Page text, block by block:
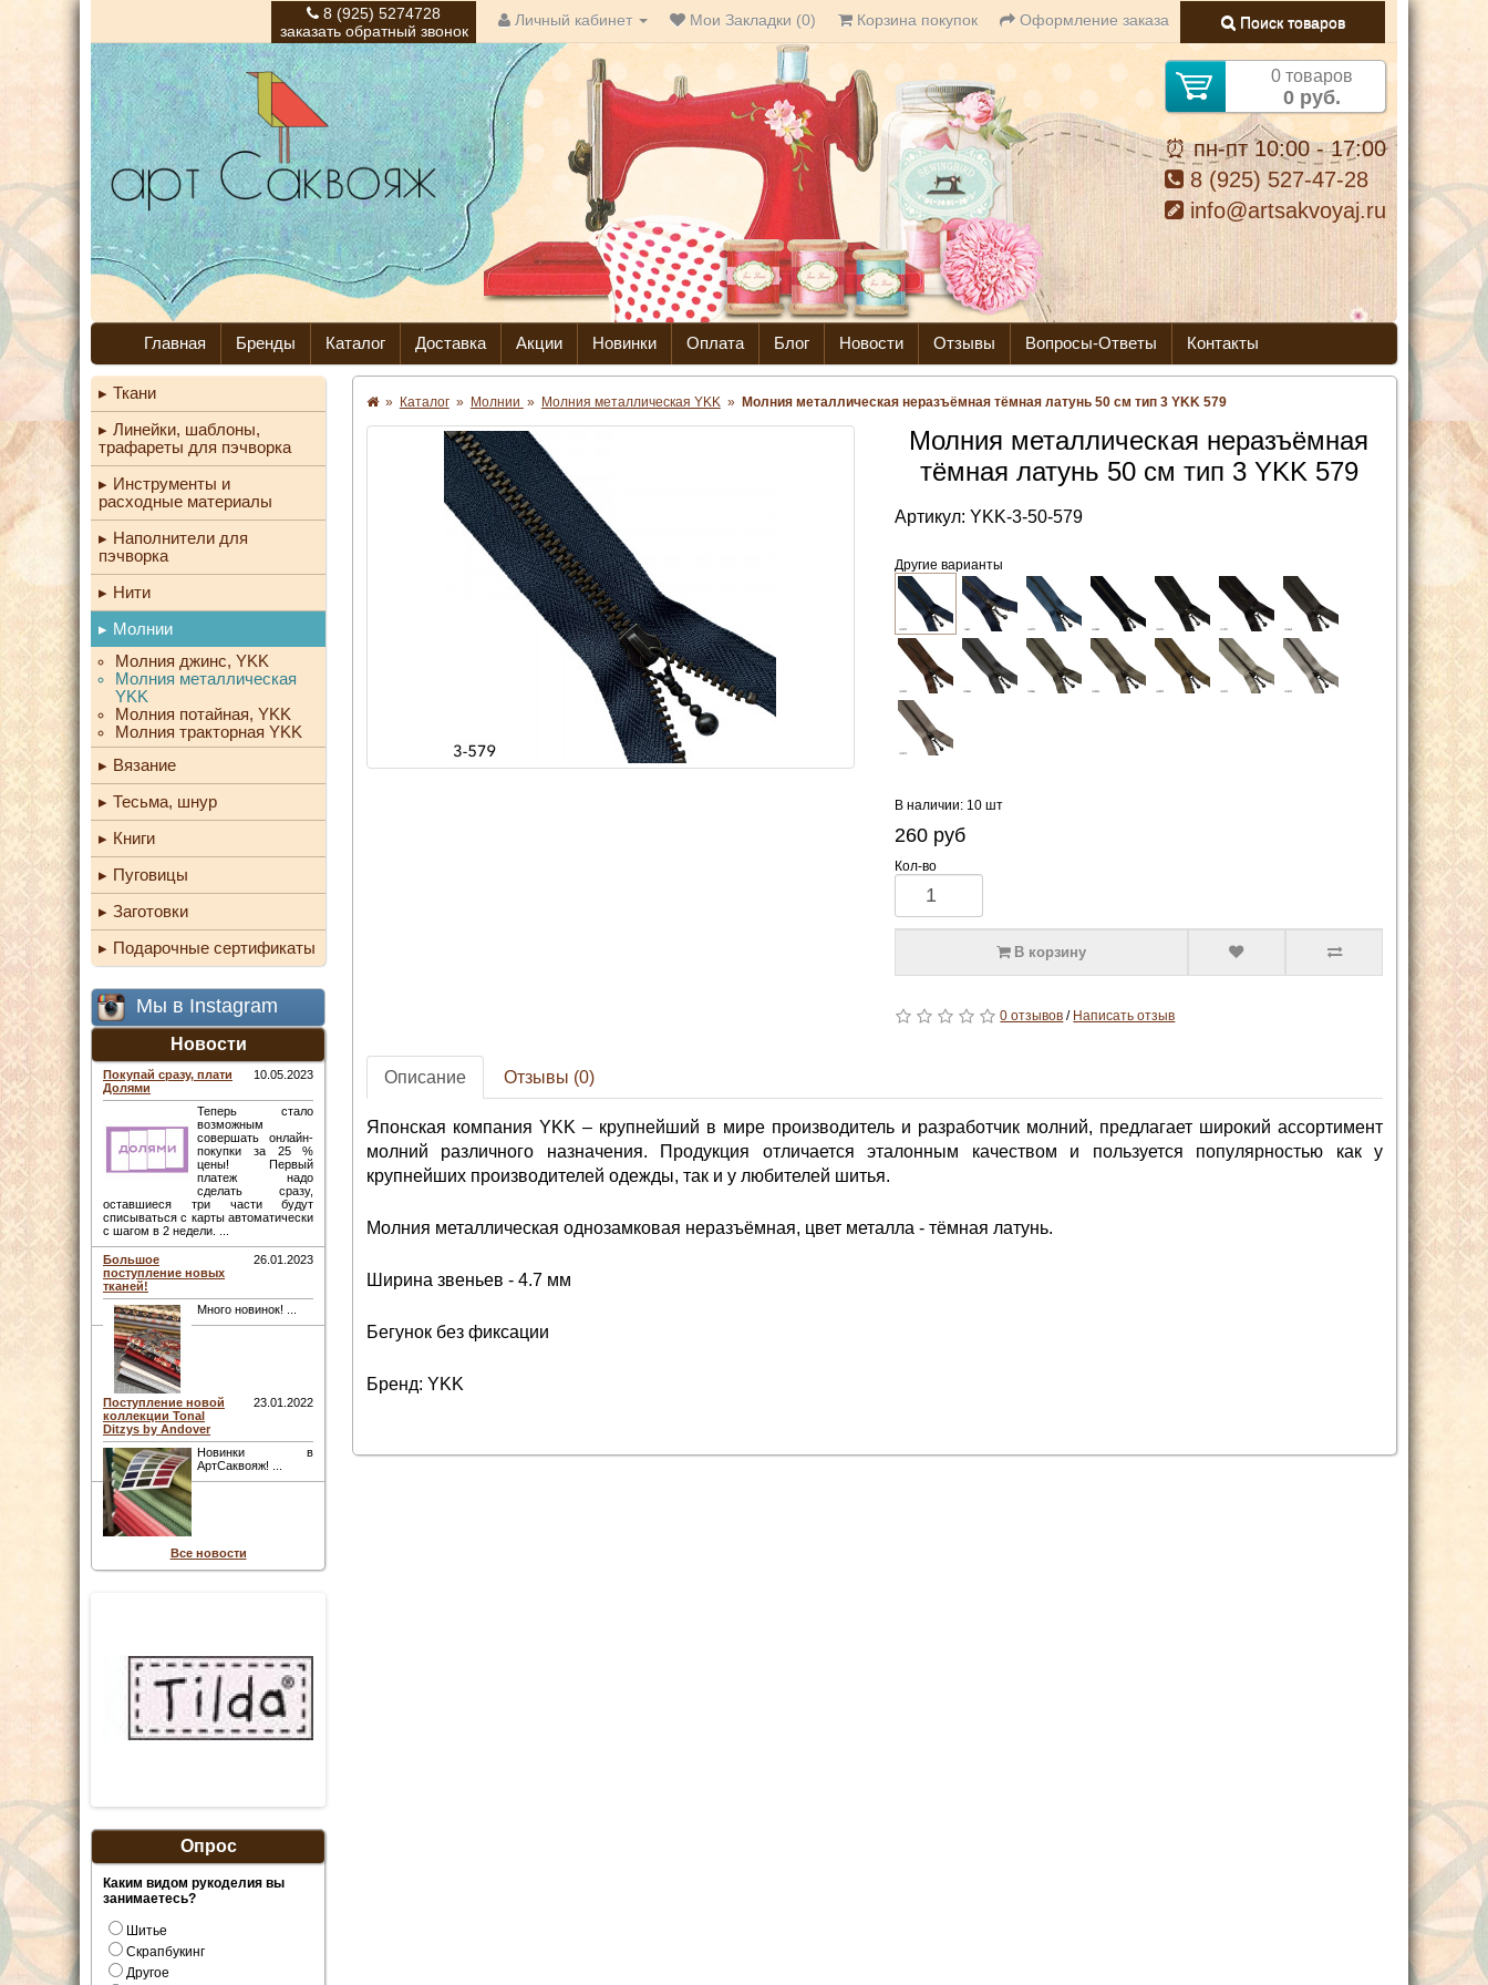
8 (925) 5274728
заказать обратный звонок
Личный кабинет Мои Закладки (0) Корзина покупок Оформление заказа Поиск товаров
0 товаров
0 руб.
⏰ пн-пт 10:00 - 17:00
8 (925) 527-47-28
info@artsakvoyaj.ru
Главная Бренды Каталог Доставка Акции Новинки Оплата Блог Новости Отзывы Вопросы-Ответы Контакты
Ткани
Линейки, шаблоны,
трафареты для пэчворка
Инструменты и
расходные материалы
Наполнители для
пэчворка
Нити
Молнии
Молния джинс, YKK
Молния металлическая
YKK
Молния потайная, YKK
Молния тракторная YKK
Вязание
Тесьма, шнур
Книги
Пуговицы
Заготовки
Подарочные сертификаты
Мы в Instagram
Новости
Покупай сразу, плати
Долями
10.05.2023
Теперь стало
возможным
совершать онлайн-
покупки за 25 %
цены! Первый
платеж надо
сделать сразу,
оставшиеся три части будут
списываться с карты автоматически
с шагом в 2 недели. ...
Большое
поступление новых
тканей!
26.01.2023
Много новинок! ...
Поступление новой
коллекции Tonal
Ditzys by Andover
23.01.2022
Новинки в
АртСаквояж! ...
Все новости
Опрос
Каким видом рукоделия вы
занимаетесь?
Шитье
Скрапбукинг
Другое
» Каталог » Молнии » Молния металлическая YKK » Молния металлическая неразъёмная тёмная латунь 50 см тип 3 YKK 579
Молния металлическая неразъёмная
тёмная латунь 50 см тип 3 YKK 579
Артикул:YKK-3-50-579
Другие варианты
В наличии: 10 шт
260 руб
Кол-во
В корзину
0 отзывов / Написать отзыв
Описание Отзывы (0)
Японская компания YKK – крупнейший в мире производитель и разработчик молний, предлагает широкий ассортимент
молний различного назначения. Продукция отличается эталонным качеством и пользуется популярностью как у
крупнейших производителей одежды, так и у любителей шитья.
Молния металлическая однозамковая неразъёмная, цвет металла - тёмная латунь.
Ширина звеньев - 4.7 мм
Бегунок без фиксации
Бренд: YKK